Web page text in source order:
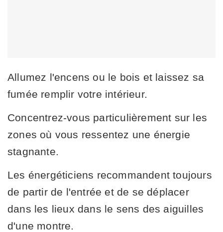
Allumez l'encens ou le bois et laissez sa
fumée remplir votre intérieur.
Concentrez-vous particulièrement sur les
zones où vous ressentez une énergie
stagnante.
Les énergéticiens recommandent toujours
de partir de l'entrée et de se déplacer
dans les lieux dans le sens des aiguilles
d'une montre.